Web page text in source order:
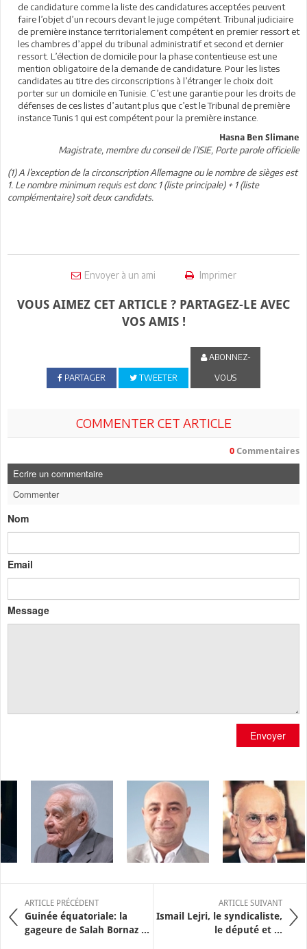
de candidature comme la liste des candidatures acceptées peuvent
faire l’objet d’un recours devant le juge compétent. Tribunal judiciaire
de première instance territorialement compétent en premier ressort et
les chambres d’appel du tribunal administratif et second et dernier
ressort. L’élection de domicile pour la phase contentieuse est une
mention obligatoire de la demande de candidature. Pour les listes
candidates au titre des circonscriptions à l’étranger le choix doit
porter sur un domicile en Tunisie. C’est une garantie pour les droits de
défenses de ces listes d’autant plus que c’est le Tribunal de première
instance Tunis 1 qui est compétent pour la première instance.
Hasna Ben Slimane
Magistrate, membre du conseil de l’ISIE, Porte parole officielle
(1) A l’exception de la circonscription Allemagne ou le nombre de sièges est
1. Le nombre minimum requis est donc 1 (liste principale) + 1 (liste
complémentaire) soit deux candidats.
Envoyer à un ami Imprimer
VOUS AIMEZ CET ARTICLE ? PARTAGEZ-LE AVEC
VOS AMIS !
PARTAGER TWEETER
ABONNEZ-
VOUS
COMMENTER CET ARTICLE
0 Commentaires
Ecrire un commentaire
Commenter
Nom
Email
Message
Envoyer
ARTICLE PRÉCÉDENT
Guinée équatoriale: la
gageure de Salah Bornaz ...
ARTICLE SUIVANT
Ismail Lejri, le syndicaliste,
le député et ...